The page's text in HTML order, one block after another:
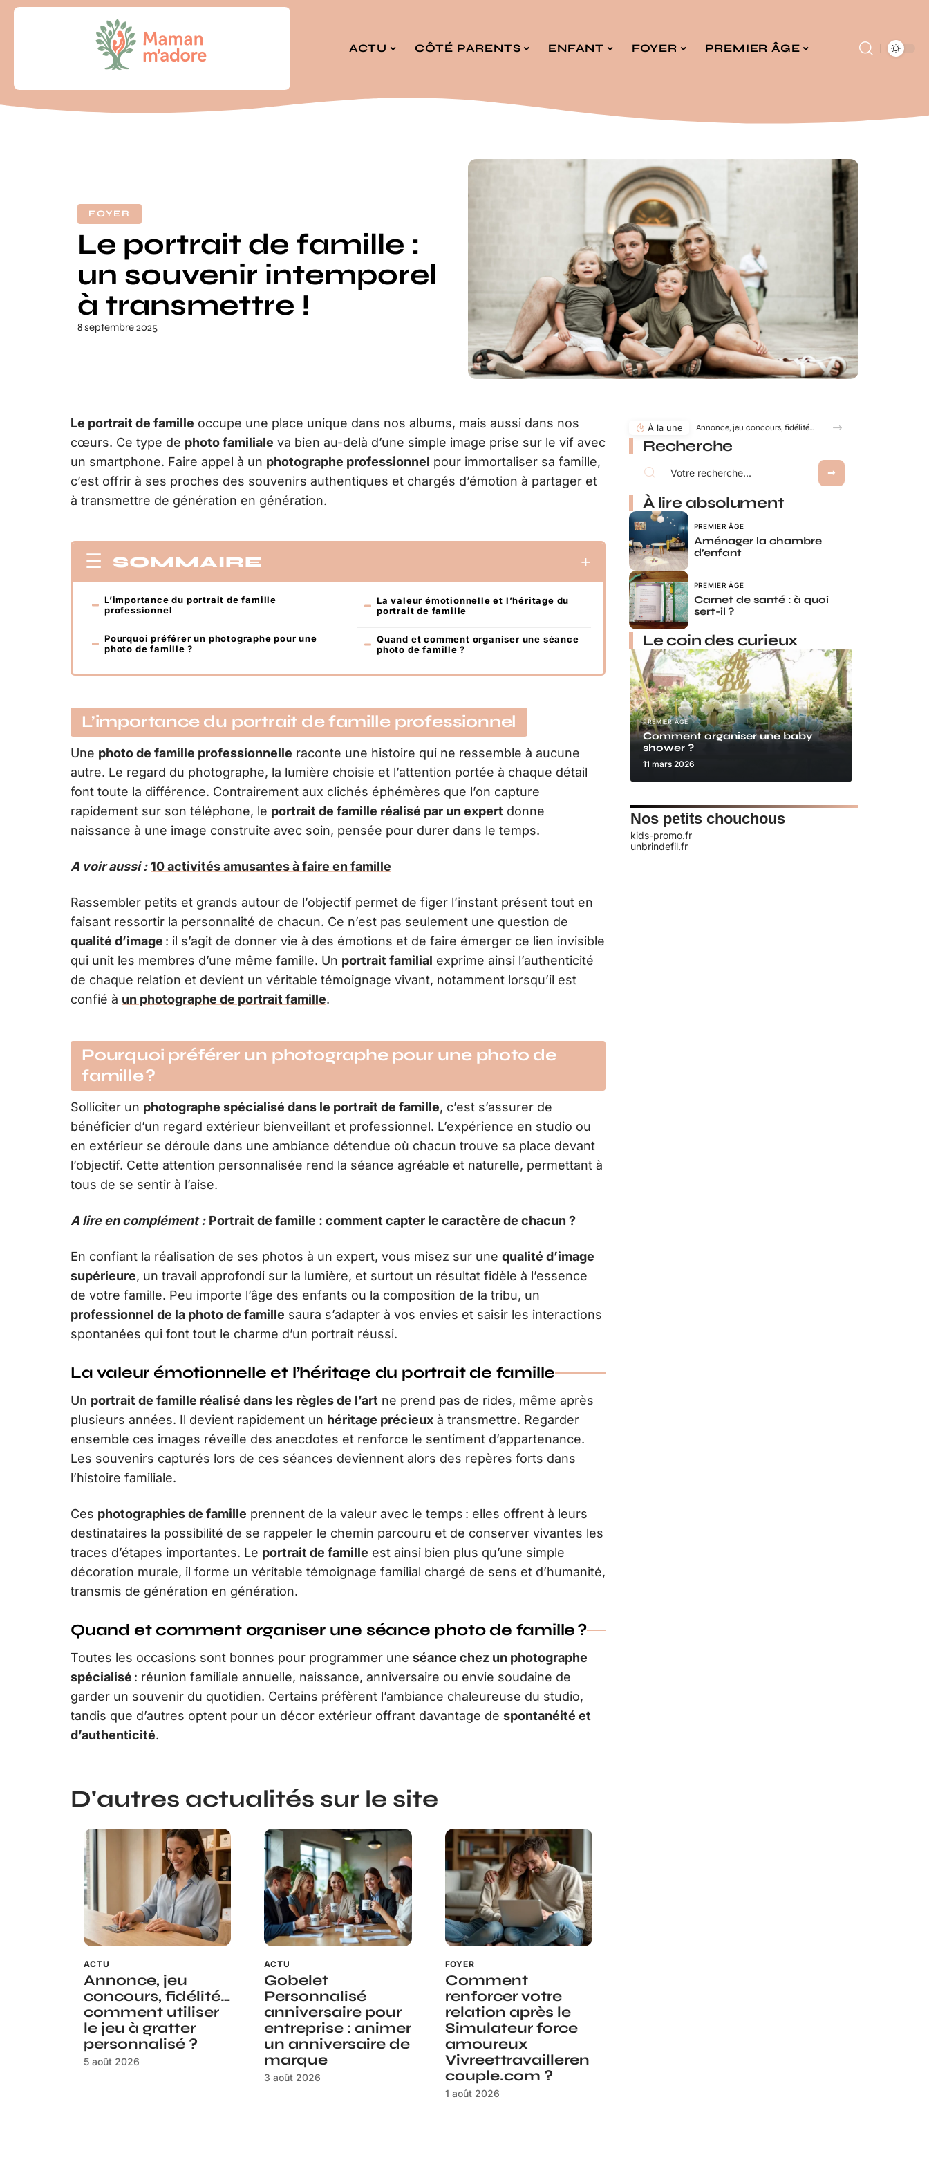
ACTU CÔTÉ PARENTS ENFANT FOYER PREMIER ÂGE
FOYER
Le portrait de famille :
un souvenir intemporel
à transmettre !
8 septembre 2025
Le portrait de famille occupe une place unique dans nos albums, mais aussi dans nos
cœurs. Ce type de photo familiale va bien au-delà d’une simple image prise sur le vif avec
un smartphone. Faire appel à un photographe professionnel pour immortaliser sa famille,
c’est offrir à ses proches des souvenirs authentiques et chargés d’émotion à partager et
à transmettre de génération en génération.
SOMMAIRE
L’importance du portrait de famille
professionnel
Pourquoi préférer un photographe pour une
photo de famille ?
La valeur émotionnelle et l’héritage du
portrait de famille
Quand et comment organiser une séance
photo de famille ?
L’importance du portrait de famille professionnel
Une photo de famille professionnelle raconte une histoire qui ne ressemble à aucune
autre. Le regard du photographe, la lumière choisie et l’attention portée à chaque détail
font toute la différence. Contrairement aux clichés éphémères que l’on capture
rapidement sur son téléphone, le portrait de famille réalisé par un expert donne
naissance à une image construite avec soin, pensée pour durer dans le temps.
A voir aussi : 10 activités amusantes à faire en famille
Rassembler petits et grands autour de l’objectif permet de figer l’instant présent tout en
faisant ressortir la personnalité de chacun. Ce n’est pas seulement une question de
qualité d’image : il s’agit de donner vie à des émotions et de faire émerger ce lien invisible
qui unit les membres d’une même famille. Un portrait familial exprime ainsi l’authenticité
de chaque relation et devient un véritable témoignage vivant, notamment lorsqu’il est
confié à un photographe de portrait famille.
Pourquoi préférer un photographe pour une photo de
famille ?
Solliciter un photographe spécialisé dans le portrait de famille, c’est s’assurer de
bénéficier d’un regard extérieur bienveillant et professionnel. L’expérience en studio ou
en extérieur se déroule dans une ambiance détendue où chacun trouve sa place devant
l’objectif. Cette attention personnalisée rend la séance agréable et naturelle, permettant à
tous de se sentir à l’aise.
A lire en complément : Portrait de famille : comment capter le caractère de chacun ?
En confiant la réalisation de ses photos à un expert, vous misez sur une qualité d’image
supérieure, un travail approfondi sur la lumière, et surtout un résultat fidèle à l’essence
de votre famille. Peu importe l’âge des enfants ou la composition de la tribu, un
professionnel de la photo de famille saura s’adapter à vos envies et saisir les interactions
spontanées qui font tout le charme d’un portrait réussi.
La valeur émotionnelle et l’héritage du portrait de famille
Un portrait de famille réalisé dans les règles de l’art ne prend pas de rides, même après
plusieurs années. Il devient rapidement un héritage précieux à transmettre. Regarder
ensemble ces images réveille des anecdotes et renforce le sentiment d’appartenance.
Les souvenirs capturés lors de ces séances deviennent alors des repères forts dans
l’histoire familiale.
Ces photographies de famille prennent de la valeur avec le temps : elles offrent à leurs
destinataires la possibilité de se rappeler le chemin parcouru et de conserver vivantes les
traces d’étapes importantes. Le portrait de famille est ainsi bien plus qu’une simple
décoration murale, il forme un véritable témoignage familial chargé de sens et d’humanité,
transmis de génération en génération.
Quand et comment organiser une séance photo de famille ?
Toutes les occasions sont bonnes pour programmer une séance chez un photographe
spécialisé : réunion familiale annuelle, naissance, anniversaire ou envie soudaine de
garder un souvenir du quotidien. Certains préfèrent l’ambiance chaleureuse du studio,
tandis que d’autres optent pour un décor extérieur offrant davantage de spontanéité et
d’authenticité.
D'autres actualités sur le site
ACTU
Annonce, jeu
concours, fidélité…
comment utiliser
le jeu à gratter
personnalisé ?
5 août 2026
ACTU
Gobelet
Personnalisé
anniversaire pour
entreprise : animer
un anniversaire de
marque
3 août 2026
FOYER
Comment
renforcer votre
relation après le
Simulateur force
amoureux
Vivreettravailleren
couple.com ?
1 août 2026
À la une Annonce, jeu concours, fidélité… comment utiliser le jeu à gratter personnalisé ?
Recherche
À lire absolument
PREMIER ÂGE
Aménager la chambre
d’enfant
PREMIER ÂGE
Carnet de santé : à quoi
sert-il ?
Le coin des curieux
PREMIER ÂGE
Comment organiser une baby
shower ?
11 mars 2026
Nos petits chouchous
kids-promo.fr
unbrindefil.fr